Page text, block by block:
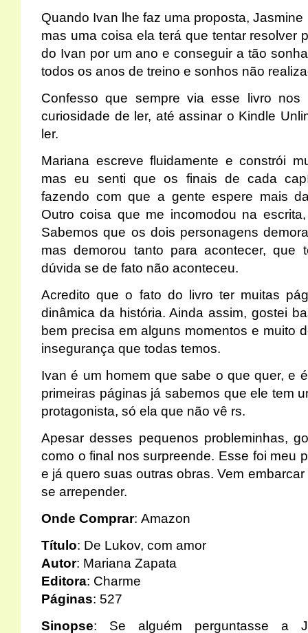
Quando Ivan lhe faz uma proposta,
mas uma coisa ela terá que tentar resolver
do Ivan por um ano e conseguir a tão
todos os anos de treino e sonhos não
Confesso que sempre via esse livro
curiosidade de ler, até assinar o Kindle
ler.
Mariana escreve fluidamente e constrói
mas eu senti que os finais de cada
fazendo com que a gente espere mais
Outro coisa que me incomodou na
Sabemos que os dois personagens
mas demorou tanto para acontecer,
dúvida se de fato não aconteceu.
Acredito que o fato do livro ter muitas
dinâmica da história. Ainda assim, gostei
bem precisa em alguns momentos e muito
insegurança que todas temos.
Ivan é um homem que sabe o que quer, e
primeiras páginas já sabemos que ele tem
protagonista, só ela que não vê rs.
Apesar desses pequenos probleminhas,
como o final nos surpreende. Esse foi meu
e já quero suas outras obras. Vem
se arrepender.
Onde Comprar: Amazon
Título: De Lukov, com amor
Autor: Mariana Zapata
Editora: Charme
Páginas: 527
Sinopse: Se alguém perguntasse a